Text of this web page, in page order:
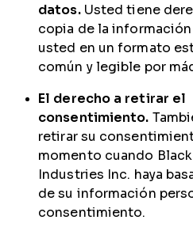
datos.Usted tiene
copia de la
usted en un formato
común y legible por
El derecho a retirar el
consentimiento.
retirar su
momento cuando
Industries Inc. haya
de su información
consentimiento.